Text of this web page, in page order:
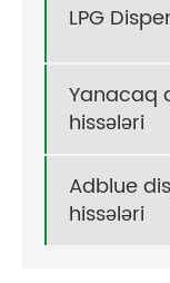
LPG
Yanacaq
hissələri
Adblue
hissələri